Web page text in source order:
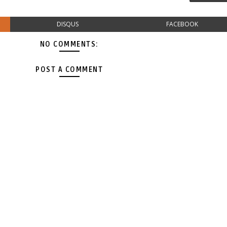
DISQUS FACEBOOK
NO COMMENTS:
POST A COMMENT